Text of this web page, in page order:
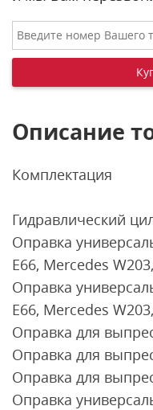
Описание
Комплектация
Гидравлический
Оправка
E66, Mercedes
Оправка
E66, Mercedes
Оправка для
Оправка для
Оправка для
Оправка